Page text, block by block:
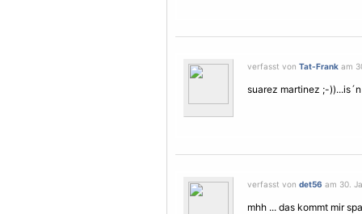
verfasst von Tat-Frank am
suarez martinez ;-
verfasst von det56 am 30.
mhh ... das kommt mir